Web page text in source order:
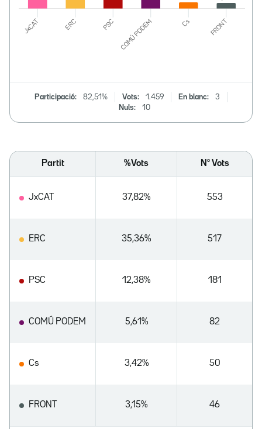
Participació: 82,51% Vots: 1.459 En blanc:
3
Nuls:
10
Partit %Vots Nº Vots
JxCAT 37,82% 553
ERC 35,36% 517
PSC 12,38% 181
COMÚ PODEM 5,61% 82
Cs 3,42% 50
FRONT 3,15% 46